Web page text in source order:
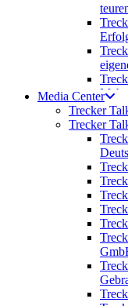
und
Live-
Media Center
Trecker
Trecker